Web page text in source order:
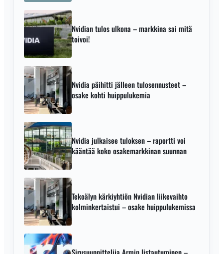
Nvidian tulos ulkona – markkina sai mitä
toivoi!
Nvidia päihitti jälleen tulosennusteet –
osake kohti huippulukemia
Nvidia julkaisee tuloksen – raportti voi
kääntää koko osakemarkkinan suunnan
Tekoälyn kärkiyhtiön Nvidian liikevaihto
kolminkertaistui – osake huippulukemissa